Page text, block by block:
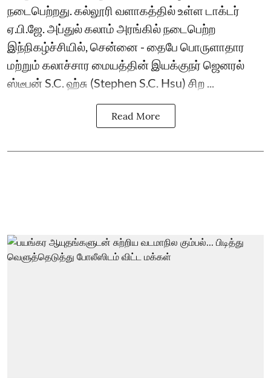
நடைபெற்றது. கல்லூரி வளாகத்தில் உள்ள டாக்டர்
ஏ.பி.ஜே. அப்துல் கலாம் அரங்கில் நடைபெற்ற
இந்நிகழ்ச்சியில், சென்னை - தைபே பொருளாதார
மற்றும் கலாச்சார மையத்தின் இயக்குநர் ஜெனரல்
ஸ்டீபன் S.C. ஹ்சு (Stephen S.C. Hsu) சிற ...
Read More